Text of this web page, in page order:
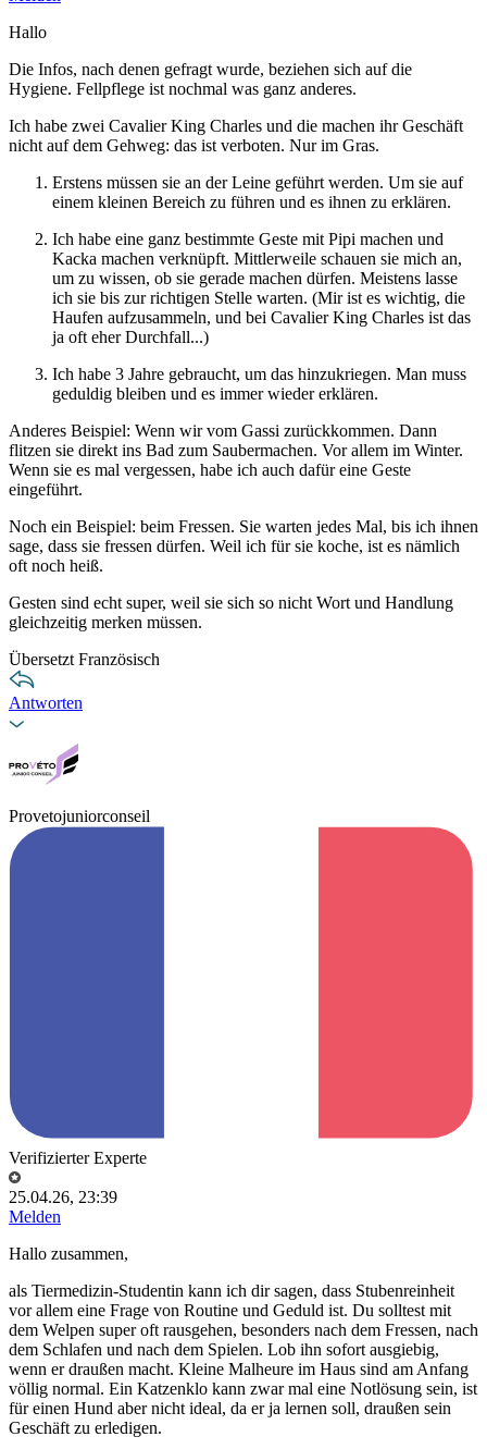
Hallo
Die Infos, nach denen gefragt wurde, beziehen sich auf die
Hygiene. Fellpflege ist nochmal was ganz anderes.
Ich habe zwei Cavalier King Charles und die machen ihr Geschäft
nicht auf dem Gehweg: das ist verboten. Nur im Gras.
Erstens müssen sie an der Leine geführt werden. Um sie auf
einem kleinen Bereich zu führen und es ihnen zu erklären.
Ich habe eine ganz bestimmte Geste mit Pipi machen und
Kacka machen verknüpft. Mittlerweile schauen sie mich an,
um zu wissen, ob sie gerade machen dürfen. Meistens lasse
ich sie bis zur richtigen Stelle warten. (Mir ist es wichtig, die
Haufen aufzusammeln, und bei Cavalier King Charles ist das
ja oft eher Durchfall...)
Ich habe 3 Jahre gebraucht, um das hinzukriegen. Man muss
geduldig bleiben und es immer wieder erklären.
Anderes Beispiel: Wenn wir vom Gassi zurückkommen. Dann
flitzen sie direkt ins Bad zum Saubermachen. Vor allem im Winter.
Wenn sie es mal vergessen, habe ich auch dafür eine Geste
eingeführt.
Noch ein Beispiel: beim Fressen. Sie warten jedes Mal, bis ich ihnen
sage, dass sie fressen dürfen. Weil ich für sie koche, ist es nämlich
oft noch heiß.
Gesten sind echt super, weil sie sich so nicht Wort und Handlung
gleichzeitig merken müssen.
Übersetzt Französisch
Antworten
Provetojuniorconseil
Verifizierter Experte
25.04.26, 23:39
Melden
Hallo zusammen,
als Tiermedizin-Studentin kann ich dir sagen, dass Stubenreinheit
vor allem eine Frage von Routine und Geduld ist. Du solltest mit
dem Welpen super oft rausgehen, besonders nach dem Fressen, nach
dem Schlafen und nach dem Spielen. Lob ihn sofort ausgiebig,
wenn er draußen macht. Kleine Malheure im Haus sind am Anfang
völlig normal. Ein Katzenklo kann zwar mal eine Notlösung sein, ist
für einen Hund aber nicht ideal, da er ja lernen soll, draußen sein
Geschäft zu erledigen.